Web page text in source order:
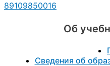
89109850016
Об
Сведения об